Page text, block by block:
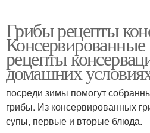
Грибы рецепты
рецепты
домашних
посреди зимы помогут
грибы. Из консервированных
супы, первые и вторые блюда.